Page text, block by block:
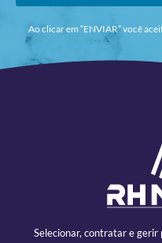
Ao clicar em “ENVIAR” você
Selecionar, contratar e gerir